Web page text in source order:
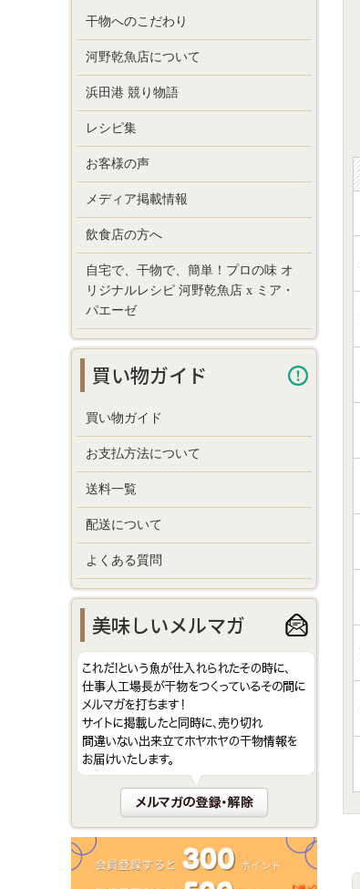
干物へのこだわり
河野乾魚店について
浜田港 競り物語
レシピ集
お客様の声
メディア掲載情報
飲食店の方へ
自宅で、干物で、簡単！プロの味 オ
リジナルレシピ 河野乾魚店 x ミア・
パエーゼ
買い物ガイド
買い物ガイド
お支払方法について
送料一覧
配送について
よくある質問
美味しいメルマガ